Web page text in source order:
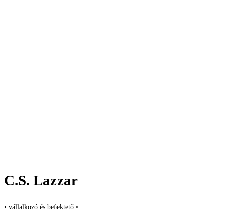
C.S. Lazzar
• vállalkozó és befektető •